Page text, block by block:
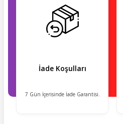
İade Koşulları
7 Gün İçerisinde İade Garantisi.